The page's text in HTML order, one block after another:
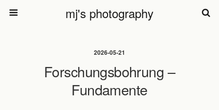
mj's photography
2026-05-21
Forschungsbohrung –
Fundamente